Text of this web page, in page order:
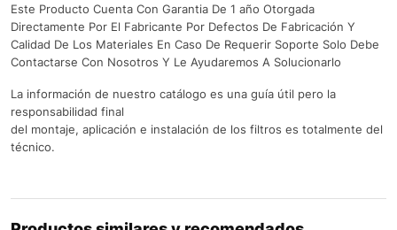
Este Producto Cuenta Con Garantia De 1 año Otorgada
Directamente Por El Fabricante Por Defectos De Fabricación Y
Calidad De Los Materiales En Caso De Requerir Soporte Solo Debe
Contactarse Con Nosotros Y Le Ayudaremos A Solucionarlo
La información de nuestro catálogo es una guía útil pero la
responsabilidad final
del montaje, aplicación e instalación de los filtros es totalmente del
técnico.